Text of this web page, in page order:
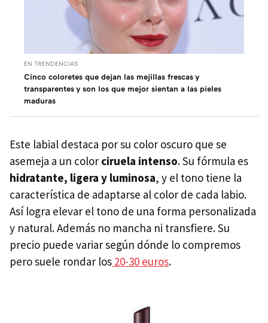
EN TRENDENCIAS
Cinco coloretes que dejan las mejillas frescas y
transparentes y son los que mejor sientan a las pieles
maduras
Este labial destaca por su color oscuro que se
asemeja a un color ciruela intenso. Su fórmula es
hidratante, ligera y luminosa, y el tono tiene la
característica de adaptarse al color de cada labio.
Así logra elevar el tono de una forma personalizada
y natural. Además no mancha ni transfiere. Su
precio puede variar según dónde lo compremos
pero suele rondar los 20-30 euros.